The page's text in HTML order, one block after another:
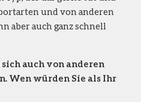
und von anderen
aber auch ganz schnell
sich auch von anderen
Wen würden Sie als Ihr